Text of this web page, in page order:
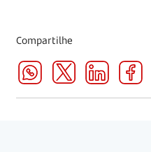
Compartilhe